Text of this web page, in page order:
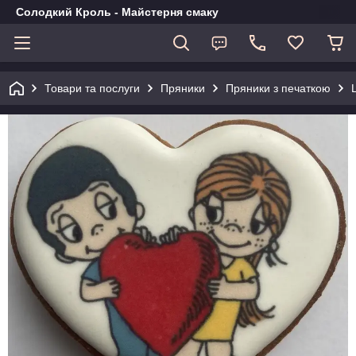
Солодкий Кроль - Майстерня смаку
Товари та послуги Пряники Пряники з печаткою